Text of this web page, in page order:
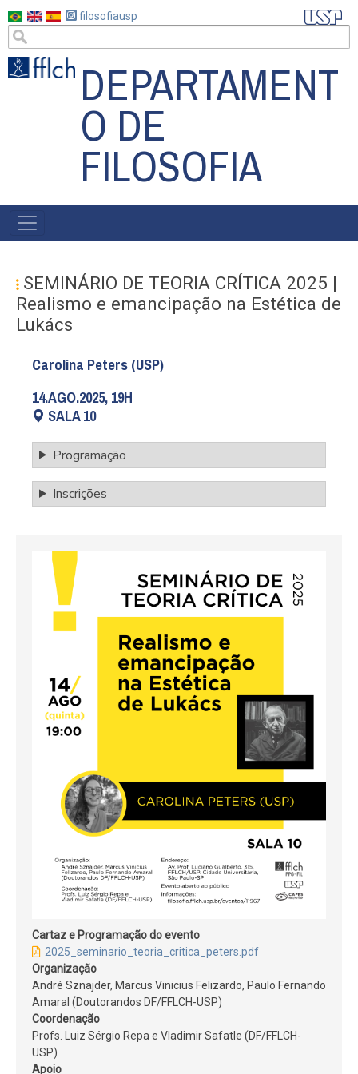
para
conteúdo
principal
filosofiausp
DEPARTAMENT
O DE
FILOSOFIA
MAIN
SEMINÁRIO DE TEORIA CRÍTICA 2025 |
Realismo e emancipação na Estética de
Lukács
Carolina Peters (USP)
14.AGO.2025, 19H
SALA 10
Programação
Inscrições
Cartaz e Programação do evento
2025_seminario_teoria_critica_peters.pdf
Organização
André Sznajder, Marcus Vinicius Felizardo, Paulo Fernando
Amaral (Doutorandos DF/FFLCH-USP)
Coordenação
Profs. Luiz Sérgio Repa e Vladimir Safatle (DF/FFLCH-
USP)
Apoio